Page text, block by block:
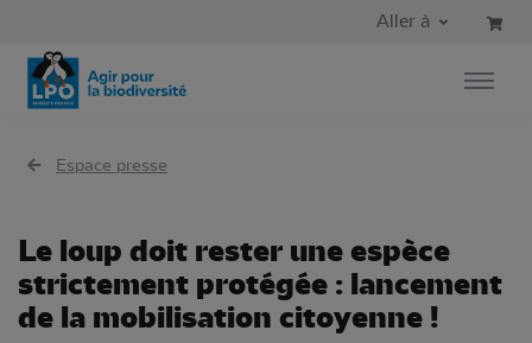
Aller au menu principal
Aller à
Espace presse
Le loup doit rester une espèce
strictement protégée : lancement
de la mobilisation citoyenne !